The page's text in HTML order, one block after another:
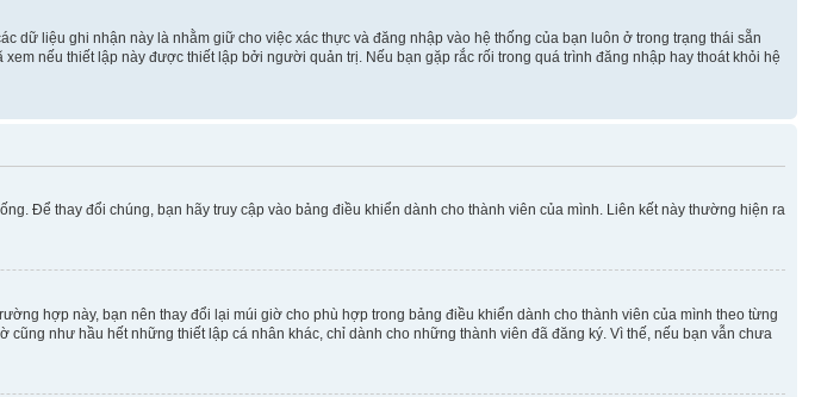
dữ liệu ghi nhận này là nhằm giữ cho việc xác thực và đăng nhập vào hệ thống của bạn luôn ở trong trạng thái sẵn
nếu thiết lập này được thiết lập bởi người quản trị. Nếu bạn gặp rắc rối trong quá trình đăng nhập hay thoát khỏi hệ
Để thay đổi chúng, bạn hãy truy cập vào bảng điều khiển dành cho thành viên của mình. Liên kết này thường hiện ra
hợp này, bạn nên thay đổi lại múi giờ cho phù hợp trong bảng điều khiển dành cho thành viên của mình theo từng
cũng như hầu hết những thiết lập cá nhân khác, chỉ dành cho những thành viên đã đăng ký. Vì thế, nếu bạn vẫn chưa